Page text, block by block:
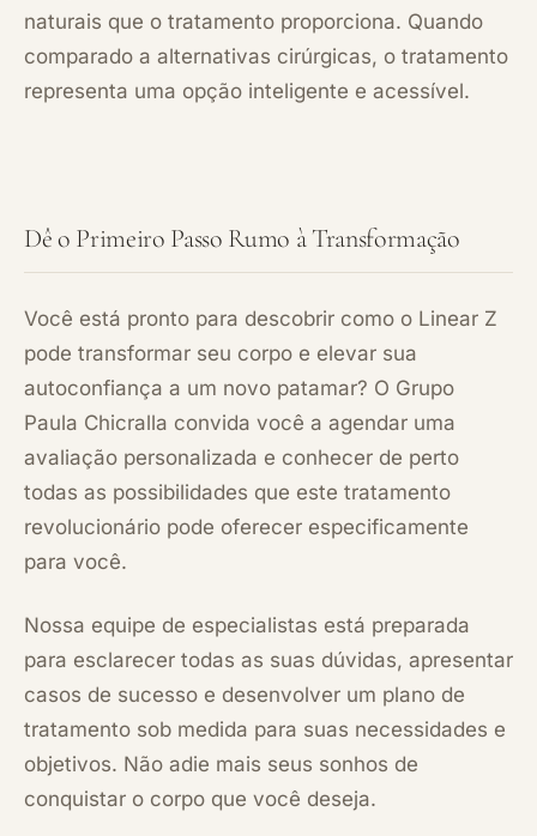
naturais que o tratamento proporciona. Quando
comparado a alternativas cirúrgicas, o tratamento
representa uma opção inteligente e acessível.
Dê o Primeiro Passo Rumo à Transformação
Você está pronto para descobrir como o Linear Z
pode transformar seu corpo e elevar sua
autoconfiança a um novo patamar? O Grupo
Paula Chicralla convida você a agendar uma
avaliação personalizada e conhecer de perto
todas as possibilidades que este tratamento
revolucionário pode oferecer especificamente
para você.
Nossa equipe de especialistas está preparada
para esclarecer todas as suas dúvidas, apresentar
casos de sucesso e desenvolver um plano de
tratamento sob medida para suas necessidades e
objetivos. Não adie mais seus sonhos de
conquistar o corpo que você deseja.